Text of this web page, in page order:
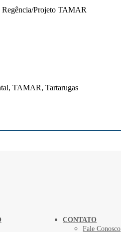
Projeto TAMAR
TAMAR, Tartarugas
CONTATO
Fale Conosco